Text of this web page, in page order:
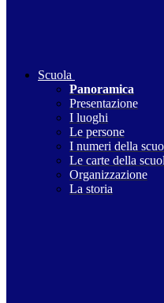
Scuola
Panoramica
Presentazione
I luoghi
Le persone
I numeri della
Le carte della
Organizzazione
La storia